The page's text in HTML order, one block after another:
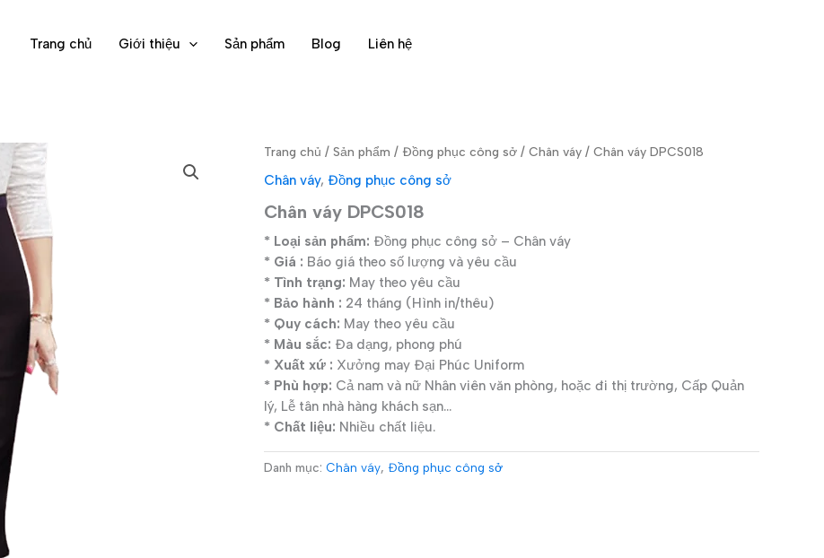
Trang chủ Giới thiệu Sản phẩm Blog Liên hệ
Trang chủ / Sản phẩm / Đồng phục công sở / Chân váy / Chân váy DPCS018
Chân váy, Đồng phục công sở
Chân váy DPCS018
* Loại sản phẩm: Đồng phục công sở – Chân váy
* Giá : Báo giá theo số lượng và yêu cầu
* Tình trạng: May theo yêu cầu
* Bảo hành : 24 tháng (Hình in/thêu)
* Quy cách: May theo yêu cầu
* Màu sắc: Đa dạng, phong phú
* Xuất xứ : Xưởng may Đại Phúc Uniform
* Phù hợp: Cả nam và nữ Nhân viên văn phòng, hoặc đi thị trường, Cấp Quản
lý, Lễ tân nhà hàng khách sạn…
* Chất liệu: Nhiều chất liệu.
Danh mục: Chân váy, Đồng phục công sở